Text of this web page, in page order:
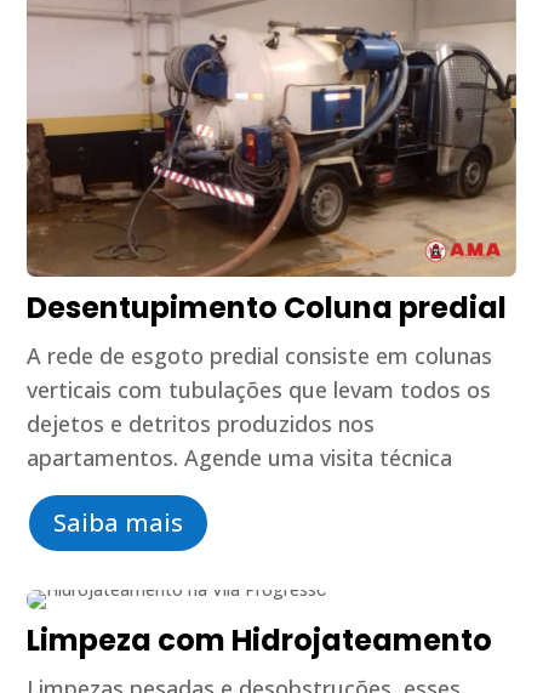
Desentupimento Coluna predial
A rede de esgoto predial consiste em colunas
verticais com tubulações que levam todos os
dejetos e detritos produzidos nos
apartamentos. Agende uma visita técnica
Saiba mais
Limpeza com Hidrojateamento